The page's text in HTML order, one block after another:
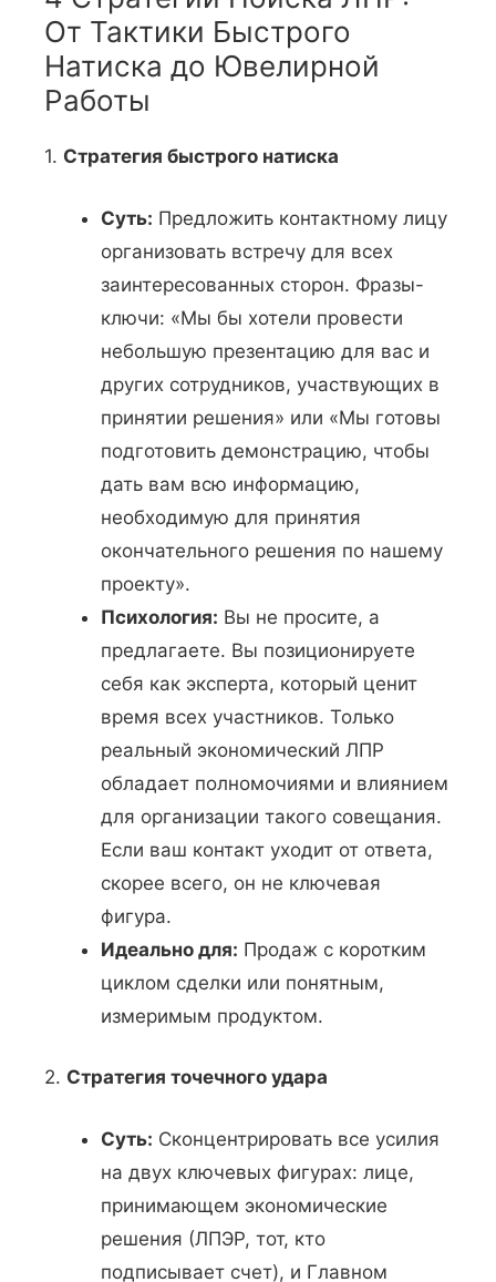
От Тактики Быстрого
Натиска до Ювелирной
Работы
1. Стратегия быстрого натиска
Суть: Предложить контактному лицу
организовать встречу для всех
заинтересованных сторон. Фразы-
ключи: «Мы бы хотели провести
небольшую презентацию для вас и
других сотрудников, участвующих в
принятии решения» или «Мы готовы
подготовить демонстрацию, чтобы
дать вам всю информацию,
необходимую для принятия
окончательного решения по нашему
проекту».
Психология: Вы не просите, а
предлагаете. Вы позиционируете
себя как эксперта, который ценит
время всех участников. Только
реальный экономический ЛПР
обладает полномочиями и влиянием
для организации такого совещания.
Если ваш контакт уходит от ответа,
скорее всего, он не ключевая
фигура.
Идеально для: Продаж с коротким
циклом сделки или понятным,
измеримым продуктом.
2. Стратегия точечного удара
Суть: Сконцентрировать все усилия
на двух ключевых фигурах: лице,
принимающем экономические
решения (ЛПЭР, тот, кто
подписывает счет), и Главном